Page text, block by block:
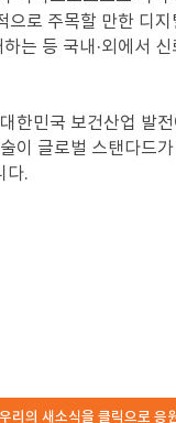
으로 주목할 만한 디지
하는 등 국내·외에서
한민국 보건산업 발
이 글로벌 스탠다드
다.
리의 새소식을 클릭으로 응